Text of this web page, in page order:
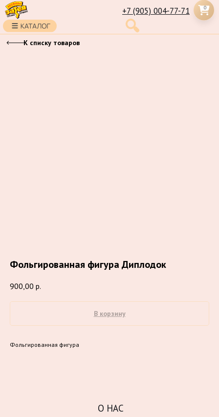
0
+7 (905) 004-77-71
К списку товаров
Фольгированная фигура Диплодок
900,00 р.
В корзину
Фольгированная фигура
О НАС